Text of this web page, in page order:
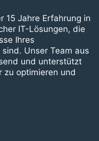
15 Jahre Erfahrung in
IT-Lösungen, die
Ihres
Unser Team aus
und unterstützt
zu optimieren und